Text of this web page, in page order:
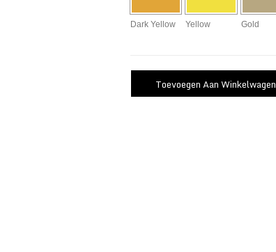
Dark Yellow Yellow Gold
Toevoegen Aan Winkelwagen